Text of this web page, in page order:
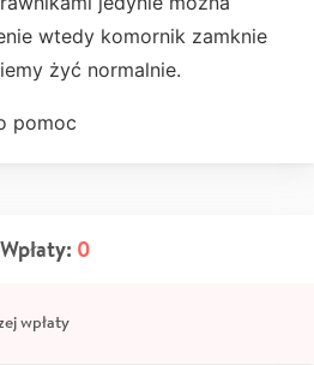
wtedy komornik zamknie
żyć normalnie.
pomoc
Wpłaty: 0
wpłaty